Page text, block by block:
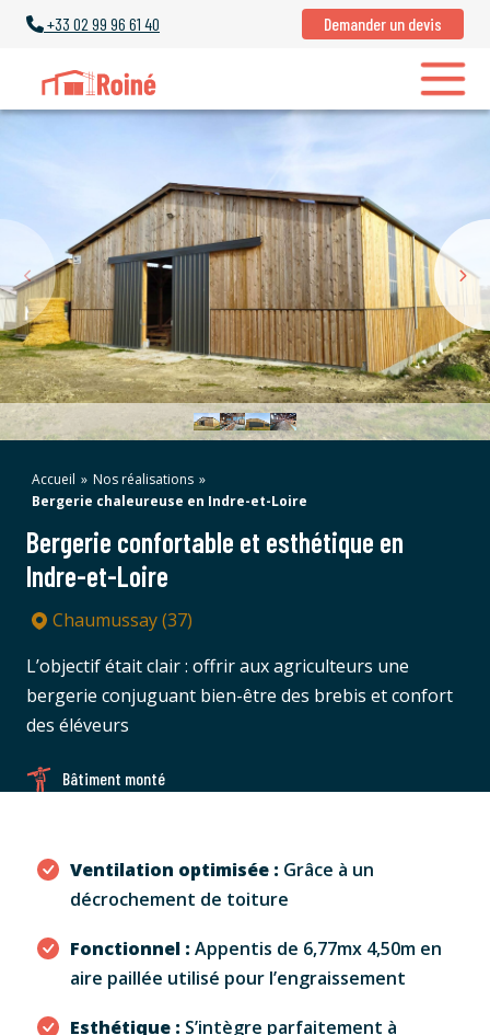
+33 02 99 96 61 40 Demander un devis
Bergerie confortable et esthétique en
Indre-et-Loire
Accueil » Nos réalisations »
Bergerie chaleureuse en Indre-et-Loire
Chaumussay (37)
L’objectif était clair : offrir aux agriculteurs une
bergerie conjuguant bien-être des brebis et confort
des éléveurs
Bâtiment monté
Ventilation optimisée : Grâce à un
décrochement de toiture
Fonctionnel : Appentis de 6,77mx 4,50m en
aire paillée utilisé pour l’engraissement
Esthétique : S’intègre parfaitement à